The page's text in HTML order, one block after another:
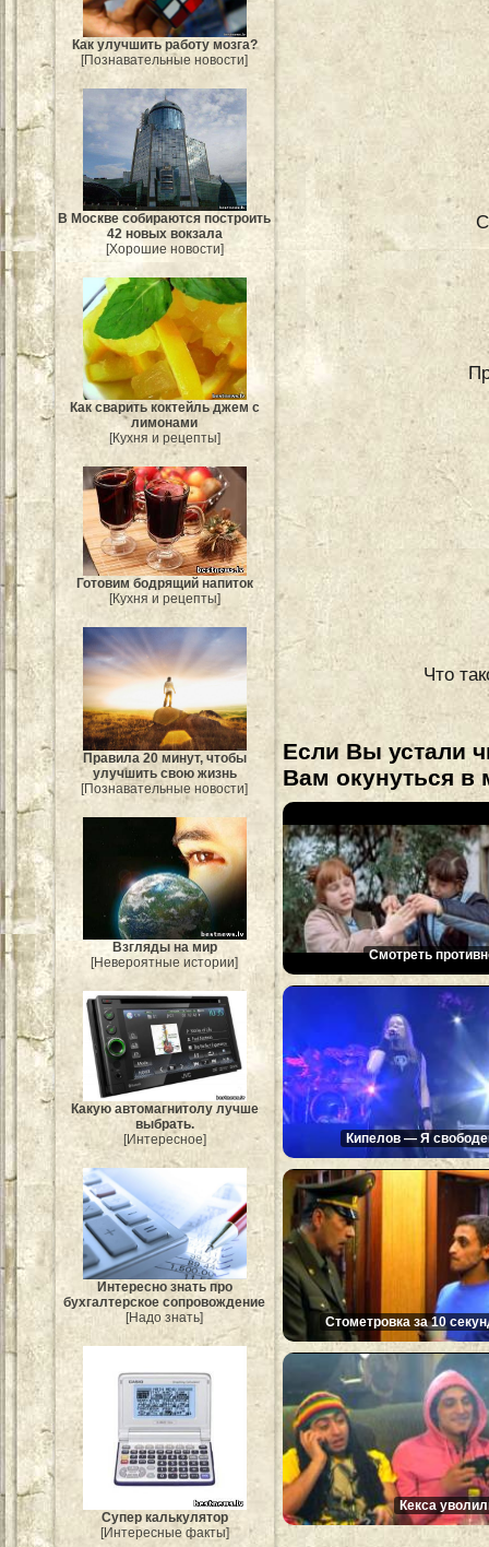
Как улучшить работу мозга?
[Познавательные новости]
В Москве собираются построить
42 новых вокзала
[Хорошие новости]
Как сварить коктейль джем с
лимонами
[Кухня и рецепты]
Готовим бодрящий напиток
[Кухня и рецепты]
Правила 20 минут, чтобы
улучшить свою жизнь
[Познавательные новости]
Взгляды на мир
[Невероятные истории]
Какую автомагнитолу лучше
выбрать.
[Интересное]
Интересно знать про
бухгалтерское сопровождение
[Надо знать]
Супер калькулятор
[Интересные факты]
Что
Если Вы устали
Вам окунуться в
Смотреть
Кипелов — Я
Стометровка за 10
Кекса